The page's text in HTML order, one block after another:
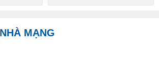
MẠNG